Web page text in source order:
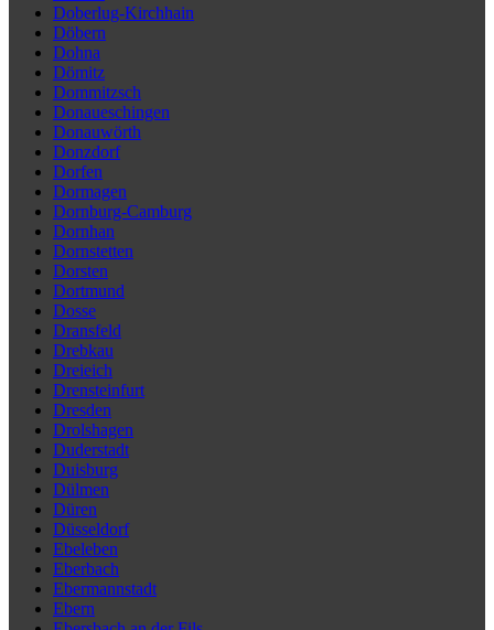
Doberlug-Kirchhain
Döbern
Dohna
Dömitz
Dommitzsch
Donaueschingen
Donauwörth
Donzdorf
Dorfen
Dormagen
Dornburg-Camburg
Dornhan
Dornstetten
Dorsten
Dortmund
Dosse
Dransfeld
Drebkau
Dreieich
Drensteinfurt
Dresden
Drolshagen
Duderstadt
Duisburg
Dülmen
Düren
Düsseldorf
Ebeleben
Eberbach
Ebermannstadt
Ebern